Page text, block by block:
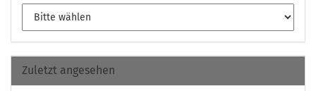
Zuletzt angesehen